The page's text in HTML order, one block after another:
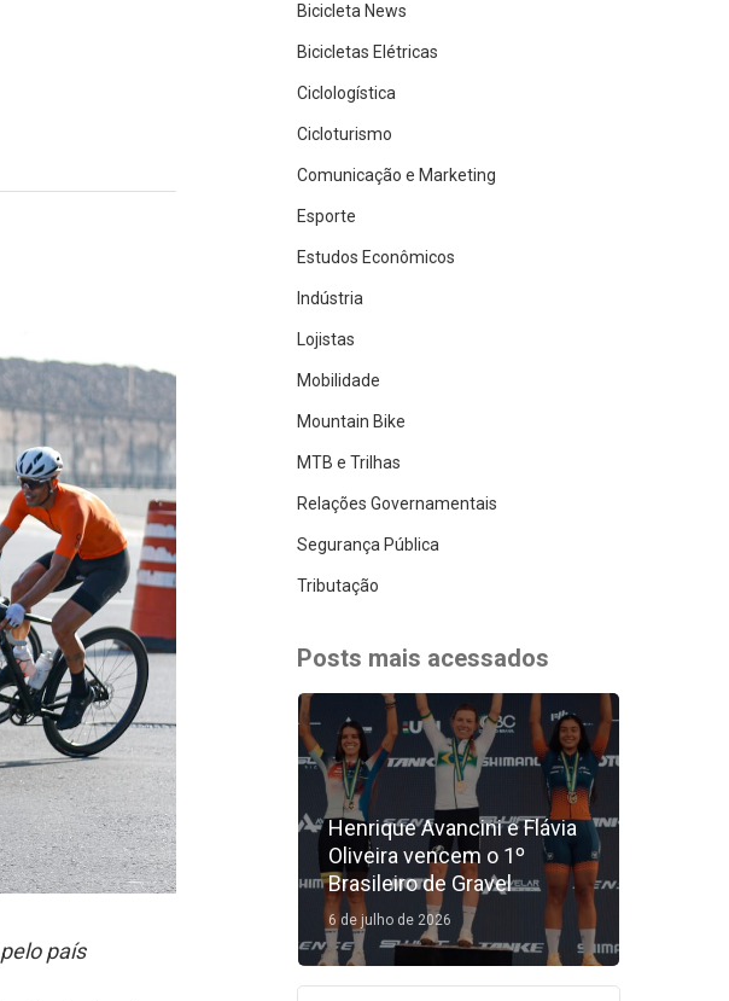
país
Bicicleta News
Bicicletas Elétricas
Ciclologística
Cicloturismo
Comunicação e Marketing
Esporte
Estudos Econômicos
Indústria
Lojistas
Mobilidade
Mountain Bike
MTB e Trilhas
Relações Governamentais
Segurança Pública
Tributação
Posts mais acessados
Henrique Avancini e Flávia
Oliveira vencem o 1º
Brasileiro de Gravel
6 de julho de 2026